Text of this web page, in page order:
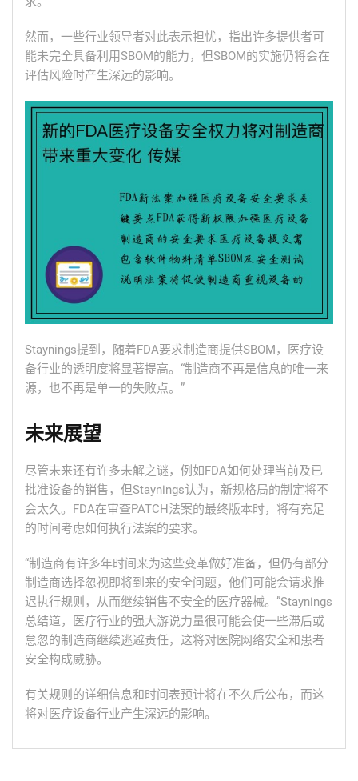
然而，一些行业领导者对此表示担忧，指出许多提供者可
能未完全具备利用SBOM的能力，但SBOM的实施仍将会在
评估风险时产生深远的影响。
Staynings提到，随着FDA要求制造商提供SBOM，医疗设
备行业的透明度将显著提高。“制造商不再是信息的唯一来
源，也不再是单一的失败点。”
未来展望
尽管未来还有许多未解之谜，例如FDA如何处理当前及已
批准设备的销售，但Staynings认为，新规格局的制定将不
会太久。FDA在审查PATCH法案的最终版本时，将有充足
的时间考虑如何执行法案的要求。
“制造商有许多年时间来为这些变革做好准备，但仍有部分
制造商选择忽视即将到来的安全问题，他们可能会请求推
迟执行规则，从而继续销售不安全的医疗器械。”Staynings
总结道，医疗行业的强大游说力量很可能会使一些滞后或
怠忽的制造商继续逃避责任，这将对医院网络安全和患者
安全构成威胁。
有关规则的详细信息和时间表预计将在不久后公布，而这
将对医疗设备行业产生深远的影响。